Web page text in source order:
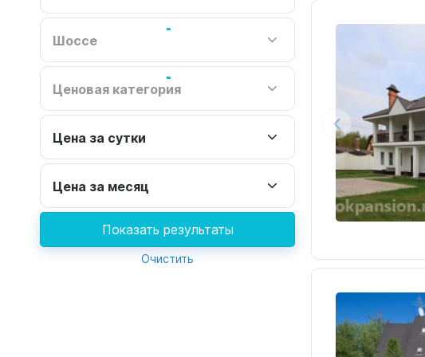
Шоссе
Ценовая категория
Цена за сутки
Цена за месяц
Показать результаты
Очистить